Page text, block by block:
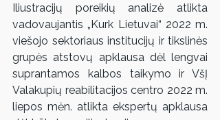
Iliustracijų poreikių analizė atlikta
vadovaujantis „Kurk Lietuvai“ 2022 m.
viešojo sektoriaus institucijų ir tikslinės
grupės atstovų apklausa dėl lengvai
suprantamos kalbos taikymo ir VšĮ
Valakupių reabilitacijos centro 2022 m.
liepos mėn. atlikta ekspertų apklausa